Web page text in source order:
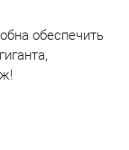
обеспечить